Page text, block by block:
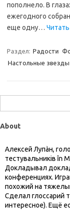
пополнело. В
ежегодного
еще одну…
Раздел: Радости
Настольные звезды
About
Алексей Лупàн,
тестувальників în
Докладывал
конференциях.
похожий на
Сделал глоссарий
интересное). Ещё